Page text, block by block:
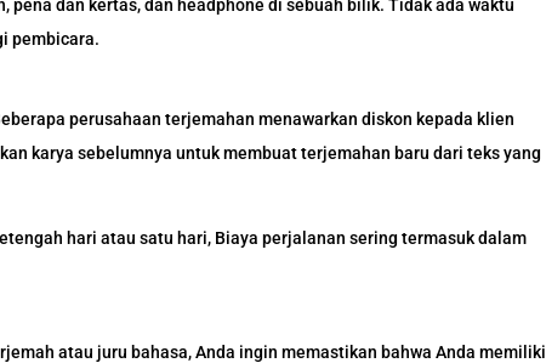
dan kertas, dan headphone di sebuah bilik. Tidak ada waktu
pembicara.
perusahaan terjemahan menawarkan diskon kepada klien
karya sebelumnya untuk membuat terjemahan baru dari teks yang
hari atau satu hari, Biaya perjalanan sering termasuk dalam
atau juru bahasa, Anda ingin memastikan bahwa Anda memiliki